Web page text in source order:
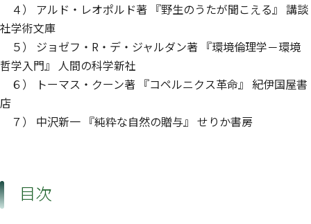
４） アルド・レオポルド著 『野生のうたが聞こえる』 講談
社学術文庫
５） ジョゼフ・R・デ・ジャルダン著 『環境倫理学－環境
哲学入門』 人間の科学新社
６） トーマス・クーン著 『コペルニクス革命』 紀伊国屋書
店
７） 中沢新一 『純粋な自然の贈与』 せりか書房
目次